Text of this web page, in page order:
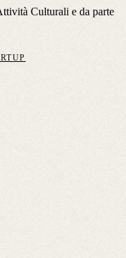
Culturali e da parte